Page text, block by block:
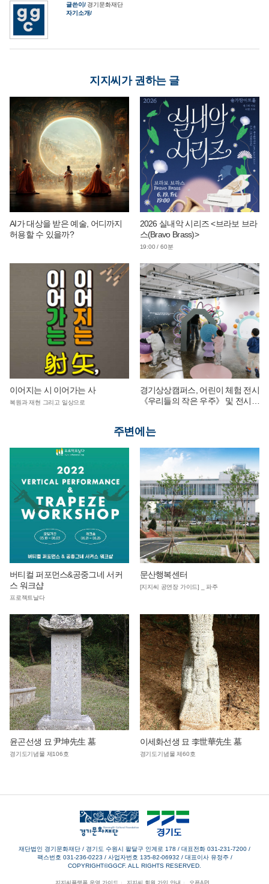
글쓴이
경기문화재단
자기소개
지지씨가 권하는 글
AI가 대상을 받은 예술, 어디까지
허용할 수 있을까?
2026 실내악 시리즈 <브라보 브라
스(Bravo Brass)>
19:00 / 60분
이어지는 시 이어가는 사
복원과 재현 그리고 일상으로
경기상상캠퍼스, 어린이 체험 전시
《우리들의 작은 우주》 및 전시
주변에는
버티컬 퍼포먼스&공중그네 서커
스 워크샵
프로젝트날다
문산행복센터
[지지씨 공연장 가이드] _ 파주
윤곤선생 묘 尹坤先生 墓
경기도기념물 제106호
이세화선생 묘 李世華先生 墓
경기도기념물 제60호
재단법인 경기문화재단 / 경기도 수원시 팔달구 인계로 178 / 대표전화 031-231-7200 /
팩스번호 031-236-0223 / 사업자번호 135-82-06932 / 대표이사 유정주/
COPYRIGHT©GGCF. ALL RIGHTS RESERVED.
지지씨플랫폼 운영 가이드 지지씨 회원 가입 안내 오픈API